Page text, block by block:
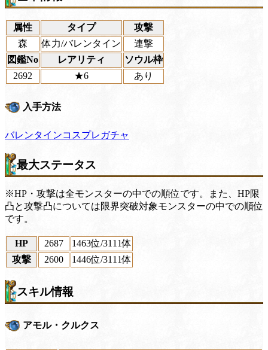
属性 タイプ
攻撃
森
体力/バレンタイン
連撃
図鑑No
レアリティ
ソウル枠
2692
★6 あり
入手方法
バレンタインコスプレガチャ
最大ステータス
※HP・攻撃は全モンスターの中での順位です。また、HP限
凸と攻撃凸については限界突破対象モンスターの中での順位
です。
HP 2687 1463位/3111体
攻撃
2600 1446位/3111体
スキル情報
アモル・クルクス